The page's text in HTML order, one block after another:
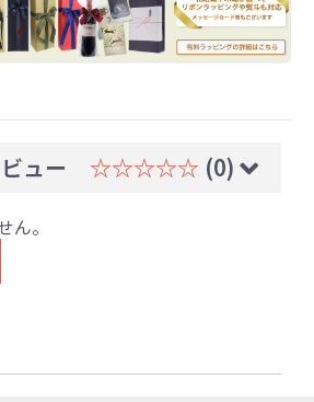
ュー ☆☆☆☆☆ (0)
ん。